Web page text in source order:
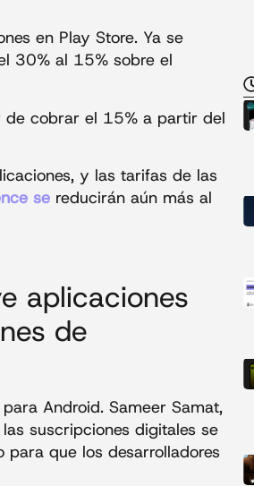
en Play Store. Ya se
30% al 15% sobre el
de cobrar el 15% a partir del
y las tarifas de las
se reducirán aún más al
aplicaciones
de
Android. Sameer Samat,
suscripciones digitales se
que los desarrolladores